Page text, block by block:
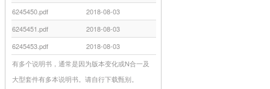
6245450.pdf
2018-08-03
6245451.pdf
2018-08-03
6245453.pdf
2018-08-03
有多个说明书，通常是因为版本变化或N合一及
大型套件有多本说明书。请自行下载甄别。